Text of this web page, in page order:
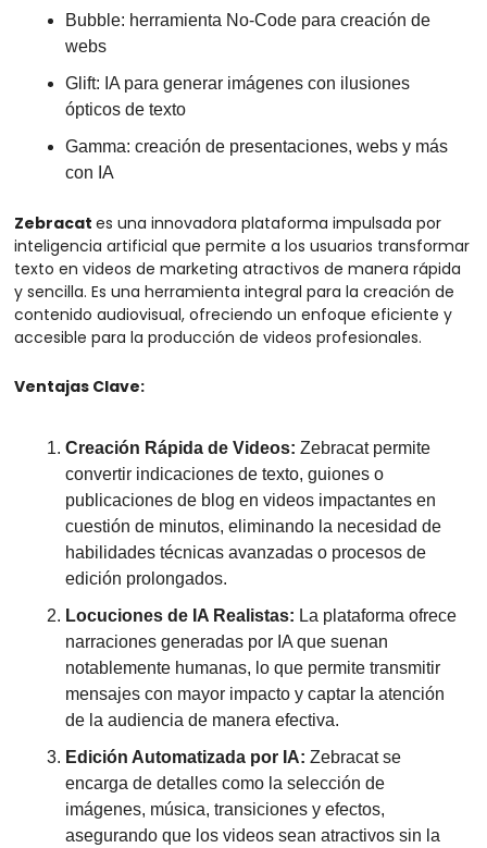
Bubble: herramienta No-Code para creación de
webs
Glift: IA para generar imágenes con ilusiones
ópticos de texto
Gamma: creación de presentaciones, webs y más
con IA
Zebracat es una innovadora plataforma impulsada por
inteligencia artificial que permite a los usuarios transformar
texto en videos de marketing atractivos de manera rápida
y sencilla. Es una herramienta integral para la creación de
contenido audiovisual, ofreciendo un enfoque eficiente y
accesible para la producción de videos profesionales.
Ventajas Clave:
Creación Rápida de Videos: Zebracat permite
convertir indicaciones de texto, guiones o
publicaciones de blog en videos impactantes en
cuestión de minutos, eliminando la necesidad de
habilidades técnicas avanzadas o procesos de
edición prolongados.
Locuciones de IA Realistas: La plataforma ofrece
narraciones generadas por IA que suenan
notablemente humanas, lo que permite transmitir
mensajes con mayor impacto y captar la atención
de la audiencia de manera efectiva.
Edición Automatizada por IA: Zebracat se
encarga de detalles como la selección de
imágenes, música, transiciones y efectos,
asegurando que los videos sean atractivos sin la